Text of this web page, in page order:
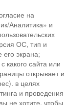
на
Аналитика» и
ОС, тип и
его экрана;
какого сайта или
открывает и
в целях
и проведения
не хотите, чтобы